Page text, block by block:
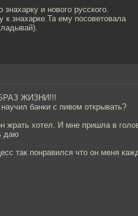
и нового русского.
знахарке.Та ему посоветовала
ЖИЗНИ!!!
банки с пивом открывать?
жрать хотел. И мне пришла в
даю
так понравился что он меня